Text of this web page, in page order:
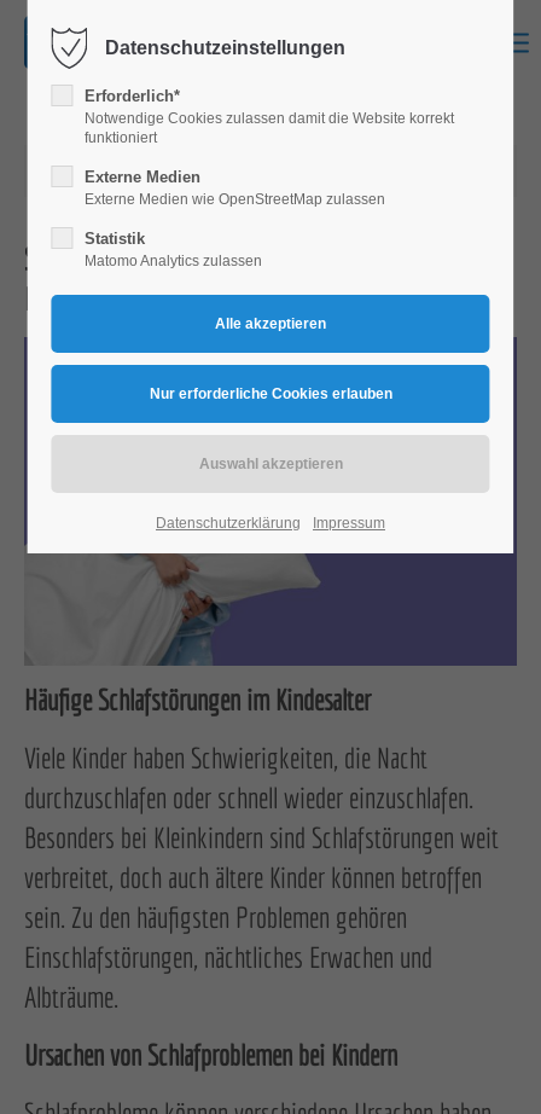
18.02.2025 07:47
Schlafprobleme bei Kindern – Ursachen und
Lösungen
Häufige Schlafstörungen im Kindesalter
Viele Kinder haben Schwierigkeiten, die Nacht
durchzuschlafen oder schnell wieder einzuschlafen.
Besonders bei Kleinkindern sind Schlafstörungen weit
verbreitet, doch auch ältere Kinder können betroffen
sein. Zu den häufigsten Problemen gehören
Einschlafstörungen, nächtliches Erwachen und
Albträume.
Ursachen von Schlafproblemen bei Kindern
Datenschutzeinstellungen
Erforderlich*
Notwendige Cookies zulassen damit die Website korrekt
funktioniert
Externe Medien
Externe Medien wie OpenStreetMap zulassen
Statistik
Matomo Analytics zulassen
Datenschutzerklärung Impressum